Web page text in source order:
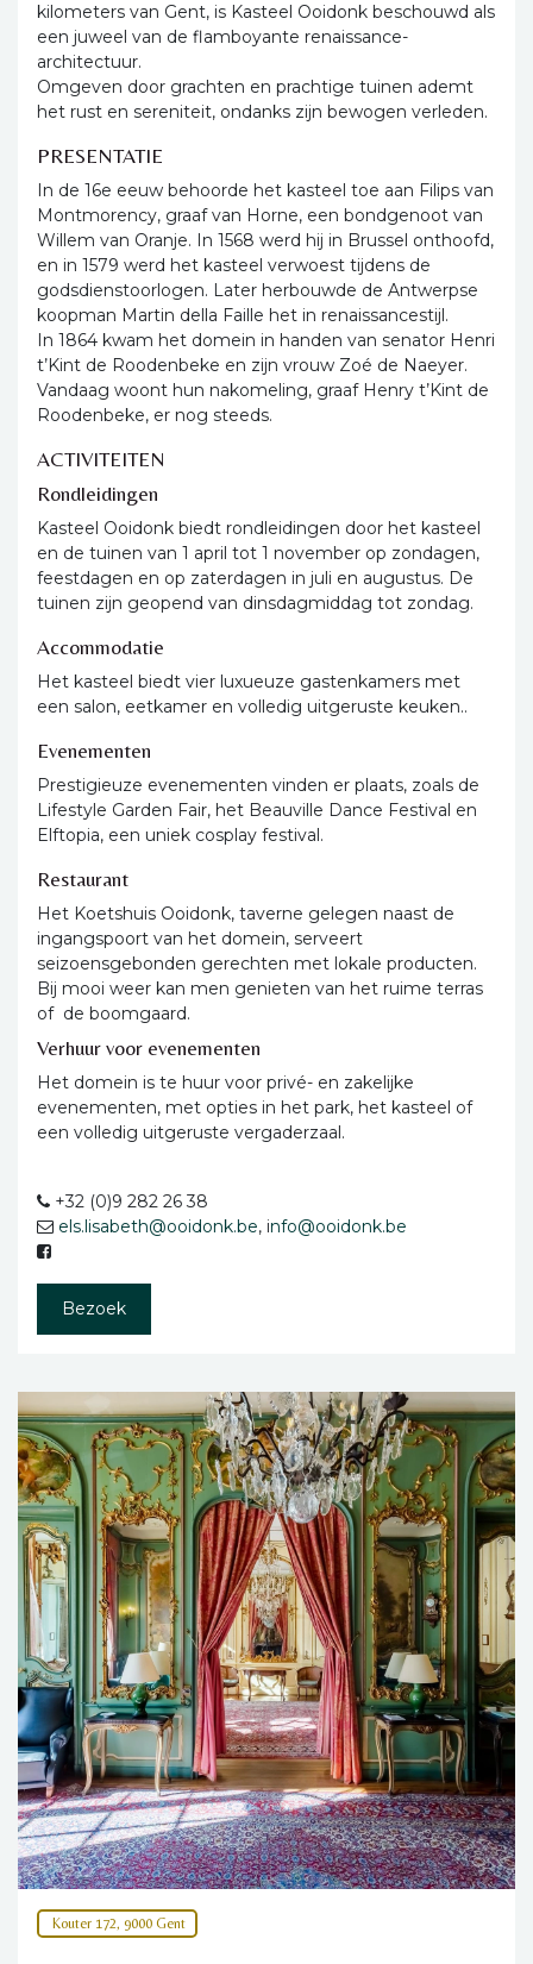
kilometers van Gent, is Kasteel Ooidonk beschouwd als
een juweel van de flamboyante renaissance-
architectuur.
Omgeven door grachten en prachtige tuinen ademt
het rust en sereniteit, ondanks zijn bewogen verleden.
PRESENTATIE
In de 16e eeuw behoorde het kasteel toe aan Filips van
Montmorency, graaf van Horne, een bondgenoot van
Willem van Oranje. In 1568 werd hij in Brussel onthoofd,
en in 1579 werd het kasteel verwoest tijdens de
godsdienstoorlogen. Later herbouwde de Antwerpse
koopman Martin della Faille het in renaissancestijl.
In 1864 kwam het domein in handen van senator Henri
t’Kint de Roodenbeke en zijn vrouw Zoé de Naeyer.
Vandaag woont hun nakomeling, graaf Henry t’Kint de
Roodenbeke, er nog steeds.
ACTIVITEITEN
Rondleidingen
Kasteel Ooidonk biedt rondleidingen door het kasteel
en de tuinen van 1 april tot 1 november op zondagen,
feestdagen en op zaterdagen in juli en augustus. De
tuinen zijn geopend van dinsdagmiddag tot zondag.
Accommodatie
Het kasteel biedt vier luxueuze gastenkamers met
een salon, eetkamer en volledig uitgeruste keuken..
Evenementen
Prestigieuze evenementen vinden er plaats, zoals de
Lifestyle Garden Fair, het Beauville Dance Festival en
Elftopia, een uniek cosplay festival.
Restaurant
Het Koetshuis Ooidonk, taverne gelegen naast de
ingangspoort van het domein, serveert
seizoensgebonden gerechten met lokale producten.
Bij mooi weer kan men genieten van het ruime terras
of de boomgaard.
Verhuur voor evenementen
Het domein is te huur voor privé- en zakelijke
evenementen, met opties in het park, het kasteel of
een volledig uitgeruste vergaderzaal.
+32 (0)9 282 26 38
els.lisabeth@ooidonk.be, info@ooidonk.be
Bezoek
Kouter 172, 9000 Gent